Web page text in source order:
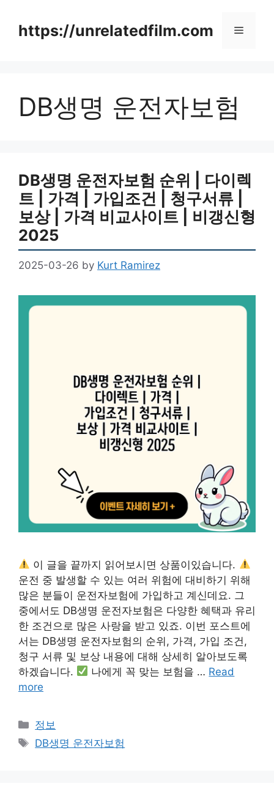
contenthttps://unrelatedfilm.com Menu
DB생명 운전자보험
DB생명 운전자보험 순위 | 다이렉
트 | 가격 | 가입조건 | 청구서류 |
보상 | 가격 비교사이트 | 비갱신형
2025
2025-03-26 by Kurt Ramirez
이 글을 끝까지 읽어보시면 상품이있습니다.
운전 중 발생할 수 있는 여러 위험에 대비하기 위해
많은 분들이 운전자보험에 가입하고 계신데요. 그
중에서도 DB생명 운전자보험은 다양한 혜택과 유리
한 조건으로 많은 사랑을 받고 있죠. 이번 포스트에
서는 DB생명 운전자보험의 순위, 가격, 가입 조건,
청구 서류 및 보상 내용에 대해 상세히 알아보도록
하겠습니다.
나에게 꼭 맞는 보험을 … Read
more
Categories
정보
Tags
DB생명 운전자보험